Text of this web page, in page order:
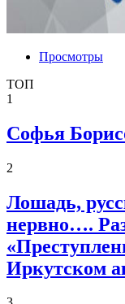
Просмотры
ТОП
1
Софья
2
Лошадь,
нервно….
Иркутском